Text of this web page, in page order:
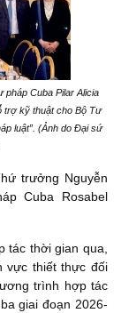
Cuba Pilar Alicia
trợ kỹ thuật cho Bộ Tư
luật”. (Ảnh do Đại sứ
trưởng Nguyễn
Cuba Rosabel
tác thời gian qua,
vực thiết thực đối
trình hợp tác
giai đoạn 2026-